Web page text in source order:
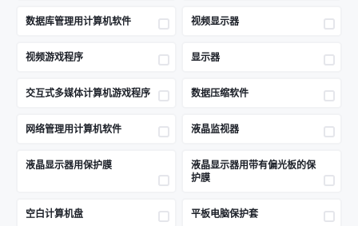
数据库管理用计算机软件 视频显示器
视频游戏程序 显示器
交互式多媒体计算机游戏程序 数据压缩软件
网络管理用计算机软件 液晶监视器
液晶显示器用保护膜
液晶显示器用带有偏光板的保
护膜
空白计算机盘 平板电脑保护套